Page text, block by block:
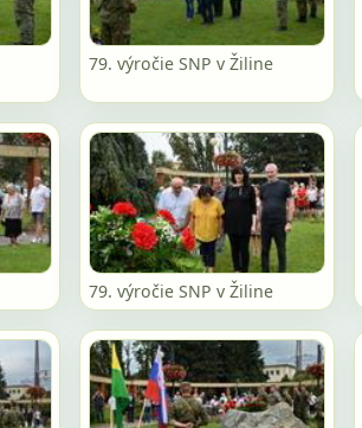
79. výročie SNP v Žiline
79. výročie SNP v Žiline